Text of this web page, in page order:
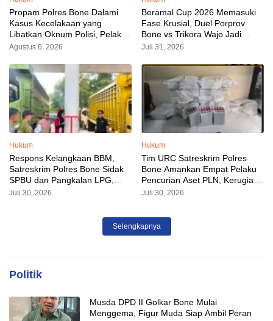
Propam Polres Bone Dalami
Kasus Kecelakaan yang
Libatkan Oknum Polisi, Pelaku
Sudah Diamankan
Agustus 6, 2026
Beramal Cup 2026 Memasuki
Fase Krusial, Duel Porprov
Bone vs Trikora Wajo Jadi
Sorotan Malam Ini
Juli 31, 2026
Hukum
Respons Kelangkaan BBM,
Satreskrim Polres Bone Sidak
SPBU dan Pangkalan LPG,
AKP Alvin Aji Imbau Pengelola
Juli 30, 2026
Hukum
Tim URC Satreskrim Polres
Bone Amankan Empat Pelaku
Pencurian Aset PLN, Kerugian
Ditaksir Capai Rp 3 Milyar
Juli 30, 2026
Selengkapnya
Politik
Musda DPD II Golkar Bone Mulai
Menggema, Figur Muda Siap Ambil Peran